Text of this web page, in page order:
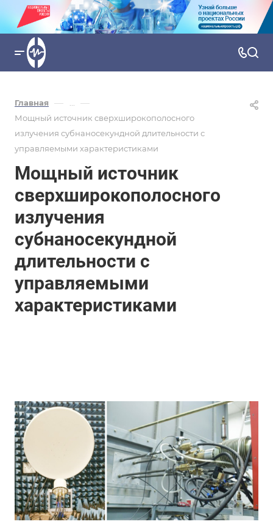
Главная — ... —
Мощный источник сверхширокополосного
излучения субнаносекундной длительности с
управляемыми характеристиками
Мощный источник
сверхширокополосного
излучения
субнаносекундной
длительности с
управляемыми
характеристиками